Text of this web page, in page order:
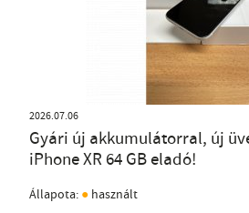
2026.07.06
Gyári új akkumulátorral, új
iPhone XR 64 GB eladó!
Állapota: ● használt